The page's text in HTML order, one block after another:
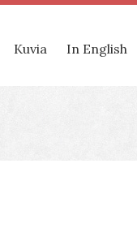
Kuvia In English